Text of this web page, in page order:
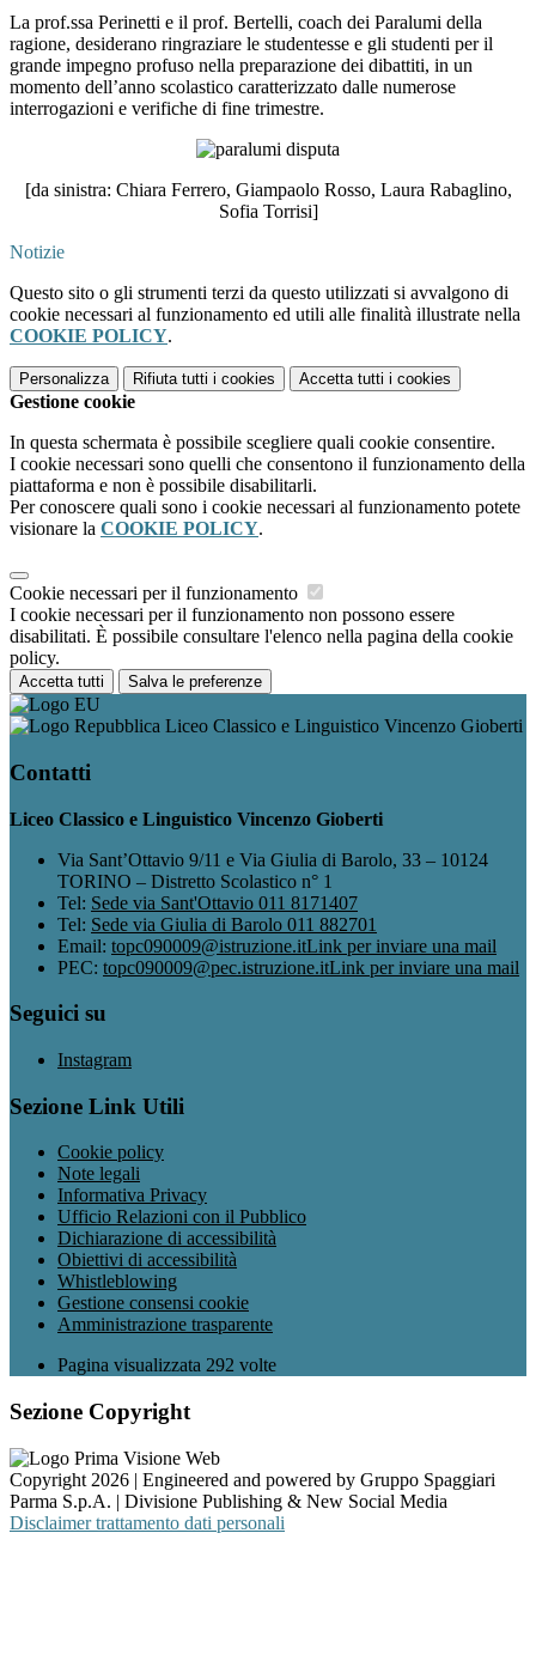
La prof.ssa Perinetti e il prof. Bertelli, coach dei Paralumi della
ragione, desiderano ringraziare le studentesse e gli studenti per il
grande impegno profuso nella preparazione dei dibattiti, in un
momento dell’anno scolastico caratterizzato dalle numerose
interrogazioni e verifiche di fine trimestre.
[da sinistra: Chiara Ferrero, Giampaolo Rosso, Laura Rabaglino,
Sofia Torrisi]
Notizie
Questo sito o gli strumenti terzi da questo utilizzati si avvalgono di
cookie necessari al funzionamento ed utili alle finalità illustrate nella
COOKIE POLICY.
Personalizza Rifiuta tutti i cookies Accetta tutti i cookies
Gestione cookie
In questa schermata è possibile scegliere quali cookie consentire.
I cookie necessari sono quelli che consentono il funzionamento della
piattaforma e non è possibile disabilitarli.
Per conoscere quali sono i cookie necessari al funzionamento potete
visionare la COOKIE POLICY.
Cookie necessari per il funzionamento
I cookie necessari per il funzionamento non possono essere
disabilitati. È possibile consultare l'elenco nella pagina della cookie
policy.
Accetta tutti Salva le preferenze
Liceo Classico e Linguistico Vincenzo Gioberti
Contatti
Liceo Classico e Linguistico Vincenzo Gioberti
Via Sant’Ottavio 9/11 e Via Giulia di Barolo, 33 – 10124
TORINO – Distretto Scolastico n° 1
Tel: Sede via Sant'Ottavio 011 8171407
Tel: Sede via Giulia di Barolo 011 882701
Email: topc090009@istruzione.itLink per inviare una mail
PEC: topc090009@pec.istruzione.itLink per inviare una mail
Seguici su
Instagram
Sezione Link Utili
Cookie policy
Note legali
Informativa Privacy
Ufficio Relazioni con il Pubblico
Dichiarazione di accessibilità
Obiettivi di accessibilità
Whistleblowing
Gestione consensi cookie
Amministrazione trasparente
Pagina visualizzata 292 volte
Sezione Copyright
Copyright 2026 | Engineered and powered by Gruppo Spaggiari
Parma S.p.A. | Divisione Publishing & New Social Media
Disclaimer trattamento dati personali